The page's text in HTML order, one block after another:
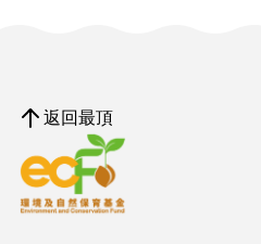
返回最頂